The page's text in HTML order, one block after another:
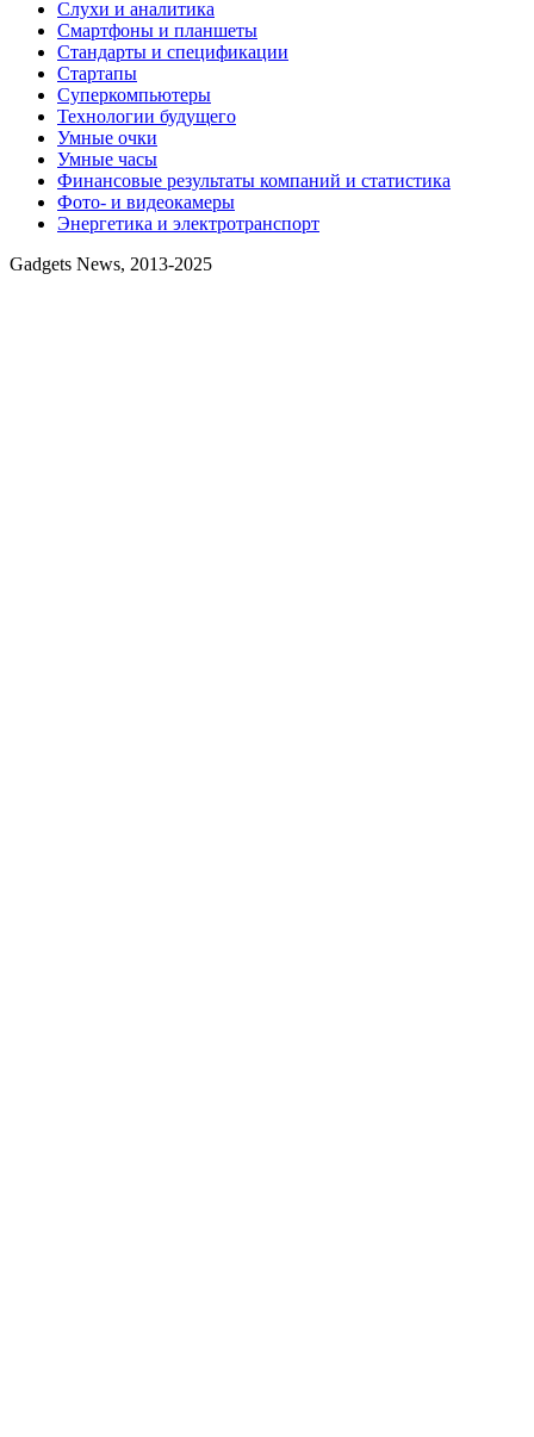
Слухи и аналитика
Смартфоны и планшеты
Стандарты и спецификации
Стартапы
Суперкомпьютеры
Технологии будущего
Умные очки
Умные часы
Финансовые результаты компаний и статистика
Фото- и видеокамеры
Энергетика и электротранспорт
Gadgets News, 2013-2025